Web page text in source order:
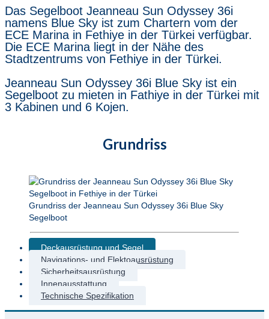
Das Segelboot Jeanneau Sun Odyssey 36i
namens Blue Sky ist zum Chartern vom der
ECE Marina in Fethiye in der Türkei verfügbar.
Die ECE Marina liegt in der Nähe des
Stadtzentrums von Fethiye in der Türkei.
Jeanneau Sun Odyssey 36i Blue Sky ist ein
Segelboot zu mieten in Fathiye in der Türkei mit
3 Kabinen und 6 Kojen.
Grundriss
Grundriss der Jeanneau Sun Odyssey 36i Blue Sky
Segelboot
Deckausrüstung und Segel
Navigations- und Elektoausrüstung
Sicherheitsausrüstung
Innenausstattung
Technische Spezifikation